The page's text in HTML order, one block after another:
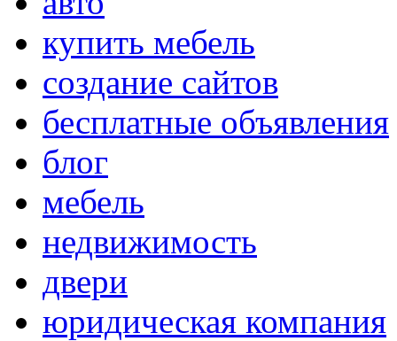
купить мебель
создание сайтов
бесплатные объявления
блог
мебель
недвижимость
двери
юридическая компания